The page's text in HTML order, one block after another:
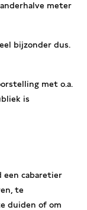
meter
bijzonder dus.
met o.a.
is
een cabaretier
te
duiden of om